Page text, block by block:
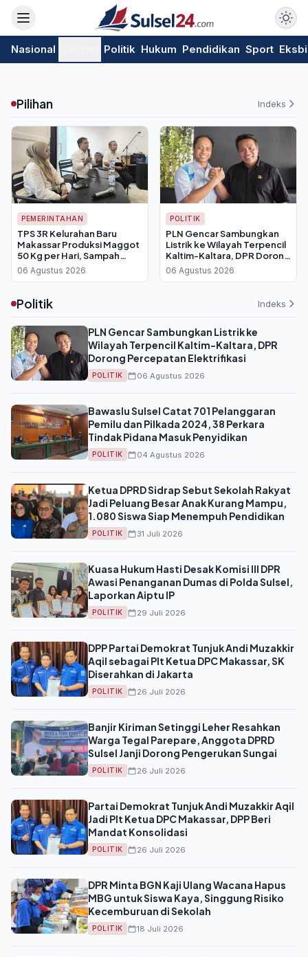
Nasional Politik Hukum Pendidikan Sport
Pilihan Indeks
PEMERINTAHAN
TPS 3R Kelurahan Baru
Makassar Produksi Maggot
50 Kg per Hari, Sampah
Organik Jadi Punya Nilai Jual
06 Agustus 2026
POLITIK
PLN Gencar Sambungkan
Listrik ke Wilayah Terpencil
Kaltim-Kaltara, DPR Dorong
Percepatan Elektrifikasi
06 Agustus 2026
Politik Indeks
PLN Gencar Sambungkan Listrik ke
Wilayah Terpencil Kaltim-Kaltara, DPR
Dorong Percepatan Elektrifikasi
POLITIK 06 Agustus 2026
Bawaslu Sulsel Catat 701 Pelanggaran
Pemilu dan Pilkada 2024, 38 Perkara
Tindak Pidana Masuk Penyidikan
POLITIK 04 Agustus 2026
Ketua DPRD Sidrap Sebut Sekolah Rakyat
Jadi Peluang Besar Anak Kurang Mampu,
1.080 Siswa Siap Menempuh Pendidikan
POLITIK 31 Juli 2026
Kuasa Hukum Hasti Desak Komisi III DPR
Awasi Penanganan Dumas di Polda Sulsel,
Laporkan Aiptu IP
POLITIK 29 Juli 2026
DPP Partai Demokrat Tunjuk Andi Muzakkir
Aqil sebagai Plt Ketua DPC Makassar, SK
Diserahkan di Jakarta
POLITIK 26 Juli 2026
Banjir Kiriman Setinggi Leher Resahkan
Warga Tegal Parepare, Anggota DPRD
Sulsel Janji Dorong Pengerukan Sungai
POLITIK 26 Juli 2026
Partai Demokrat Tunjuk Andi Muzakkir Aqil
Jadi Plt Ketua DPC Makassar, DPP Beri
Mandat Konsolidasi
POLITIK 26 Juli 2026
DPR Minta BGN Kaji Ulang Wacana Hapus
MBG untuk Siswa Kaya, Singgung Risiko
Kecemburuan di Sekolah
POLITIK 18 Juli 2026